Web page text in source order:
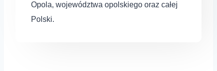
Opola, województwa opolskiego oraz całej
Polski.